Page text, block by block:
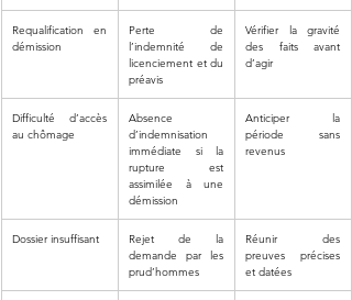
Requalification en
démission
Perte de
l’indemnité de
licenciement et du
préavis
Vérifier la gravité
des faits avant
d’agir
Difficulté d’accès
au chômage
Absence
d’indemnisation
immédiate si la
rupture est
assimilée à une
démission
Anticiper la
période sans
revenus
Dossier insuffisant
Rejet de la
demande par les
prud’hommes
Réunir des
preuves précises
et datées